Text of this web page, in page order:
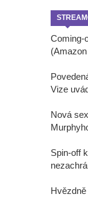
Coming-
Vize
Nová
Spin-off